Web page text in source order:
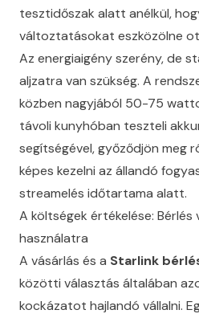
tesztidőszak alatt anélkül,
változtatásokat eszközölne
Az energiaigény szerény, de
aljzatra van szükség. A
közben nagyjából 50-75
távoli kunyhóban teszteli
segítségével, győződjön meg
képes kezelni az állandó
streamelés időtartama alatt.
A költségek értékelése: Bérlés
használatra
A vásárlás és a Starlink
közötti választás általában
kockázatot hajlandó vállalni.